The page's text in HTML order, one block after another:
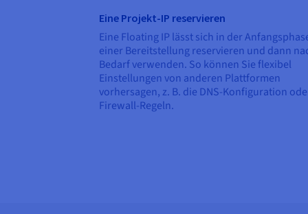
Eine Projekt-IP reservieren
Eine Floating IP lässt sich in der
einer Bereitstellung reservieren und dann
Bedarf verwenden. So können Sie flexibel
Einstellungen von anderen Plattformen
vorhersagen, z. B. die DNS-Konfiguration
Firewall-Regeln.